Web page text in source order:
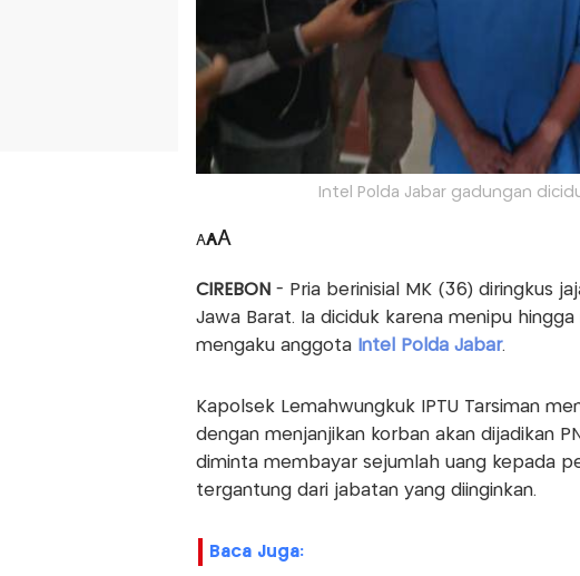
Intel Polda Jabar gadungan
AAA
CIREBON - Pria berinisial MK (36) diringkus
Jawa Barat. Ia diciduk karena menipu
mengaku anggota Intel Polda Jabar.
Kapolsek Lemahwungkuk IPTU Tarsiman
dengan menjanjikan korban akan dijadikan
diminta membayar sejumlah uang kepada
tergantung dari jabatan yang diinginkan.
Baca Juga: